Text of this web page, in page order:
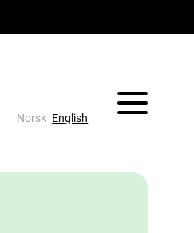
Norsk English Vis/skjul